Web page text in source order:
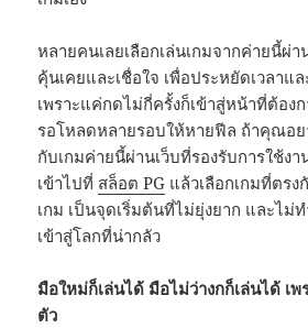
หลายคนเลยเลือกเล่นเกมจากค่ายนี้ผ่
คุ้นเคยและเชื่อใจ เพื่อประหยัดเวลา
เพราะแค่กดไม่กี่ครั้งก็เข้าสู่หน้าที่ต้อง
รอโหลดหลายรอบให้หายฟีล ถ้าคุณอย
กับเกมค่ายนี้ผ่านเว็บที่รองรับการใช้งา
เข้าไปที่ สล็อต PG แล้วเลือกเกมที่ตรง
เกม เป็นจุดเริ่มต้นที่ไม่ยุ่งยาก และไม่
เข้าสู่โลกที่น่ากลัว
มือใหม่ก็เล่นได้ มือไม่ว่างกก็เล่นได้ เพ
ตัว